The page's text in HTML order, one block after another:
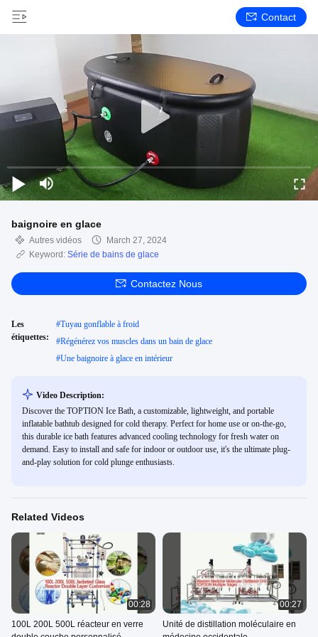
Contact
baignoire en glace
Autres vidéos
March 27, 2024
Keyword: Série de bains de glace
Contactez Nous
Les
étiquettes:
#Tuyau gonflable à froid
#Régénérez vos muscles dans un bain de glace
#Une baignoire à glace en intérieur
Video Description:
Discover the TOPTION Ice Bath, a customizable, lightweight, and portable
inflatable bathtub designed for cold therapy. Perfect for home use or on-the-go,
this durable ice bath features advanced cooling technology for fresh water on
demand. Easy to install and safe for indoor or outdoor use, it's the ultimate plug-
and-play solution for cold plunge enthusiasts.
Related Videos
00:28
100L 200L 500L réacteur en verre
00:27
Unité de distillation moléculaire en